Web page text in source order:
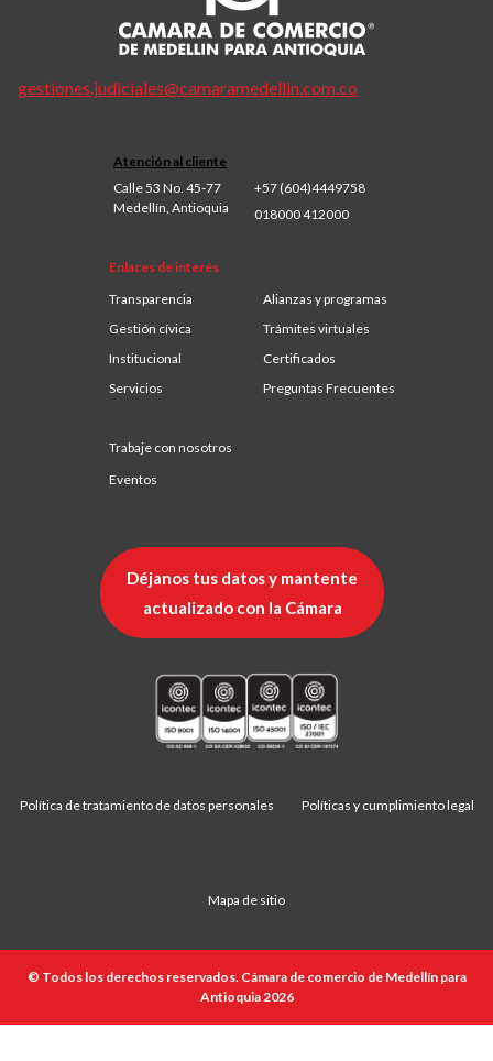
gestiones.judiciales@camaramedellin.com.co
Atención al cliente
Calle 53 No. 45-77
Medellín, Antioquia
+57 (604)4449758
018000 412000
Enlaces de interés
Transparencia
Alianzas y programas
Gestión cívica
Trámites virtuales
Institucional
Certificados
Servicios
Preguntas Frecuentes
Trabaje con nosotros
Eventos
Déjanos tus datos y mantente
actualizado con la Cámara
Política de tratamiento de datos personales Políticas y cumplimiento legal
Mapa de sitio
© Todos los derechos reservados. Cámara de comercio de Medellín para
Antioquia 2026